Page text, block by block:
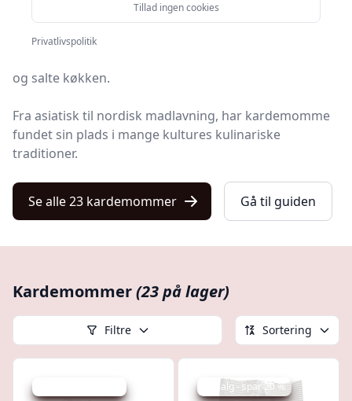
Kardemomme, ellerElettaria cardamomumsom det
kaldes videnskabeligt, er et krydderi kendt for sin
og salte køkken.
Fra asiatisk til nordisk madlavning, har kardemomme
fundet sin plads i mange kultures kulinariske
traditioner.
Se alle 23 kardemommer Gå til guiden
Kardemommer(23 på lager)
Filtre Sortering
Udsalg - spar 20 %
Tillad ingen cookies
Privatlivspolitik